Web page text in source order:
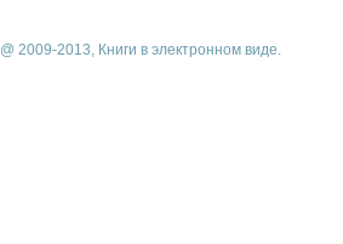
2009-2013, Книги в электронном виде.